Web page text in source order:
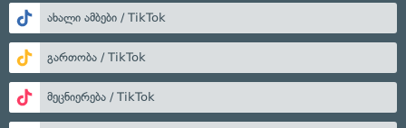
ახალი ამბები / TikTok
გართობა / TikTok
მეცნიერება / TikTok